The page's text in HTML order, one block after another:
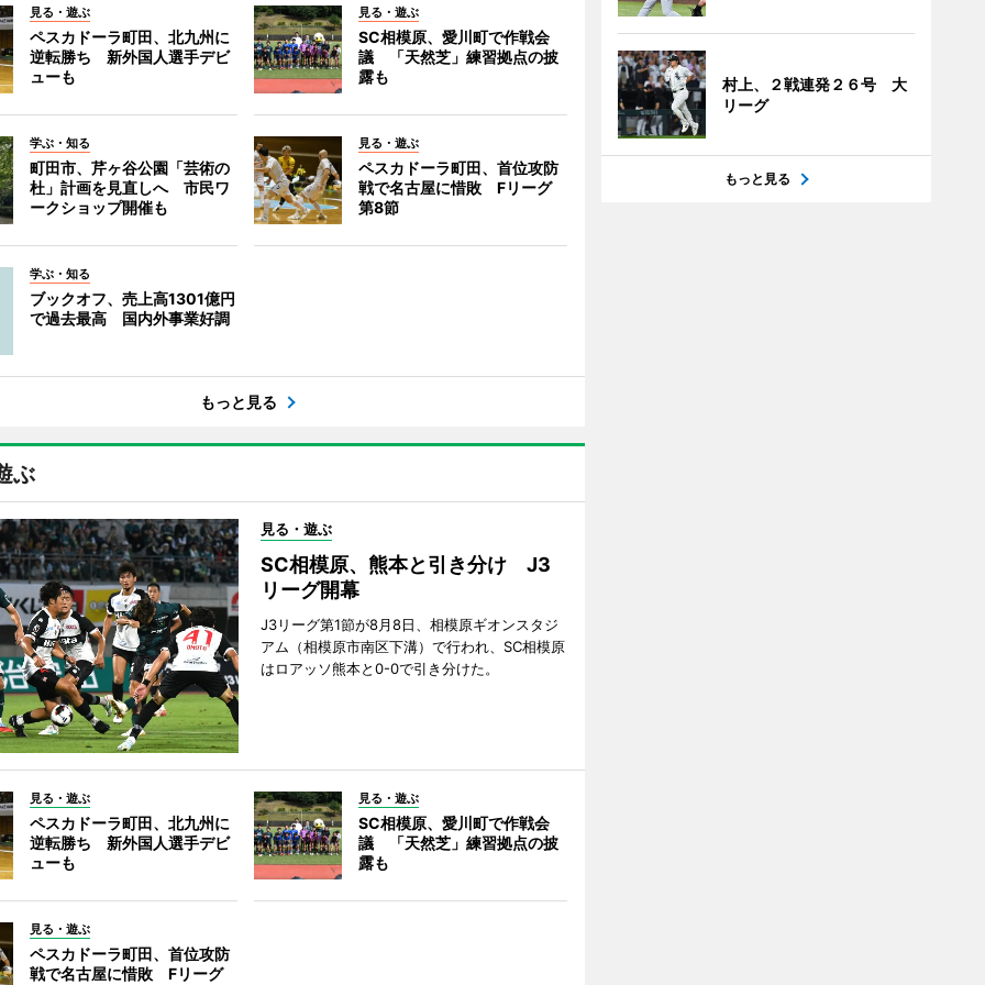
見る・遊ぶ
ペスカドーラ町田、北九州に
逆転勝ち 新外国人選手デビ
ューも
見る・遊ぶ
SC相模原、愛川町で作戦会
議 「天然芝」練習拠点の披
露も
学ぶ・知る
町田市、芹ヶ谷公園「芸術の
杜」計画を見直しへ 市民ワ
ークショップ開催も
見る・遊ぶ
ペスカドーラ町田、首位攻防
戦で名古屋に惜敗 Fリーグ
第8節
学ぶ・知る
ブックオフ、売上高1301億円
で過去最高 国内外事業好調
もっと見る
ぶ
見る・遊ぶ
SC相模原、熊本と引き分け J3
リーグ開幕
J3リーグ第1節が8月8日、相模原ギオンスタジ
アム（相模原市南区下溝）で行われ、SC相模原
はロアッソ熊本と0-0で引き分けた。
見る・遊ぶ
ペスカドーラ町田、北九州に
逆転勝ち 新外国人選手デビ
ューも
見る・遊ぶ
SC相模原、愛川町で作戦会
議 「天然芝」練習拠点の披
露も
見る・遊ぶ
ペスカドーラ町田、首位攻防
戦で名古屋に惜敗 Fリーグ
村上、２戦連発２６号 大
リーグ
もっと見る